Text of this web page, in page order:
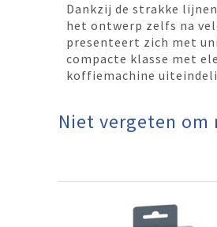
Dankzij de strakke
het ontwerp zelfs na
presenteert zich met
compacte klasse met
koffiemachine
Niet vergeten om